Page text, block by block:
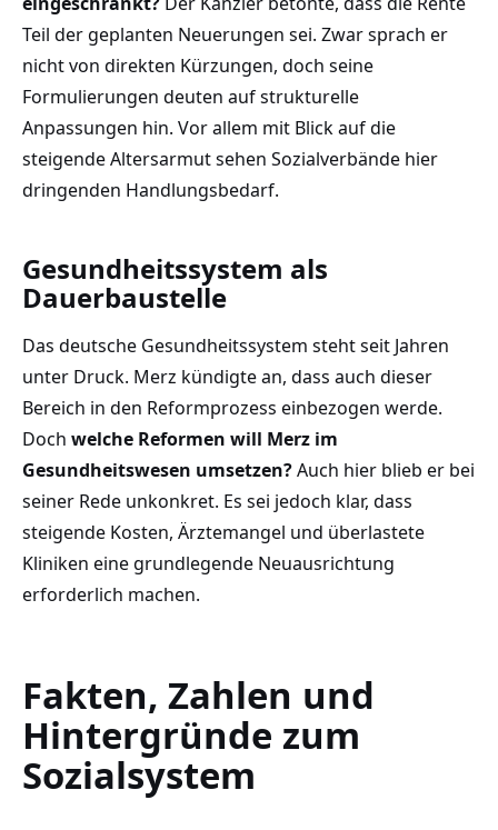
Teil der geplanten Neuerungen sei. Zwar sprach er
nicht von direkten Kürzungen, doch seine
Formulierungen deuten auf strukturelle
Anpassungen hin. Vor allem mit Blick auf die
steigende Altersarmut sehen Sozialverbände hier
dringenden Handlungsbedarf.
Gesundheitssystem als
Dauerbaustelle
Das deutsche Gesundheitssystem steht seit Jahren
unter Druck. Merz kündigte an, dass auch dieser
Bereich in den Reformprozess einbezogen werde.
Doch welche Reformen will Merz im
Gesundheitswesen umsetzen?Auch hier blieb er bei
seiner Rede unkonkret. Es sei jedoch klar, dass
steigende Kosten, Ärztemangel und überlastete
Kliniken eine grundlegende Neuausrichtung
erforderlich machen.
Fakten, Zahlen und
Hintergründe zum
Sozialsystem